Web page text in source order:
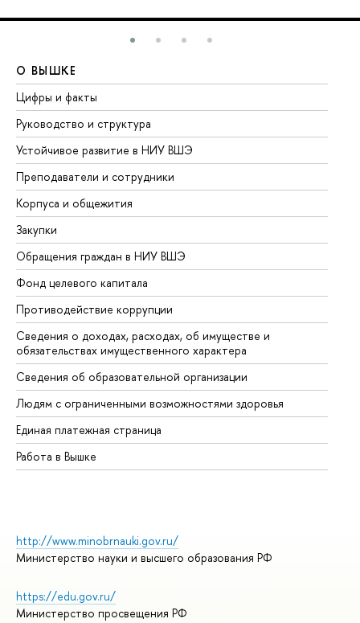
О ВЫШКЕ
Цифры и факты
Руководство и структура
Устойчивое развитие в НИУ ВШЭ
Преподаватели и сотрудники
Корпуса и общежития
Закупки
Обращения граждан в НИУ ВШЭ
Фонд целевого капитала
Противодействие коррупции
Сведения о доходах, расходах, об имуществе и
обязательствах имущественного характера
Сведения об образовательной организации
Людям с ограниченными возможностями здоровья
Единая платежная страница
Работа в Вышке
http://www.minobrnauki.gov.ru/
Министерство науки и высшего образования РФ
https://edu.gov.ru/
Министерство просвещения РФ